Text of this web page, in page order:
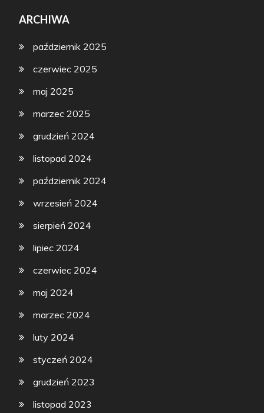
ARCHIWA
październik 2025
czerwiec 2025
maj 2025
marzec 2025
grudzień 2024
listopad 2024
październik 2024
wrzesień 2024
sierpień 2024
lipiec 2024
czerwiec 2024
maj 2024
marzec 2024
luty 2024
styczeń 2024
grudzień 2023
listopad 2023